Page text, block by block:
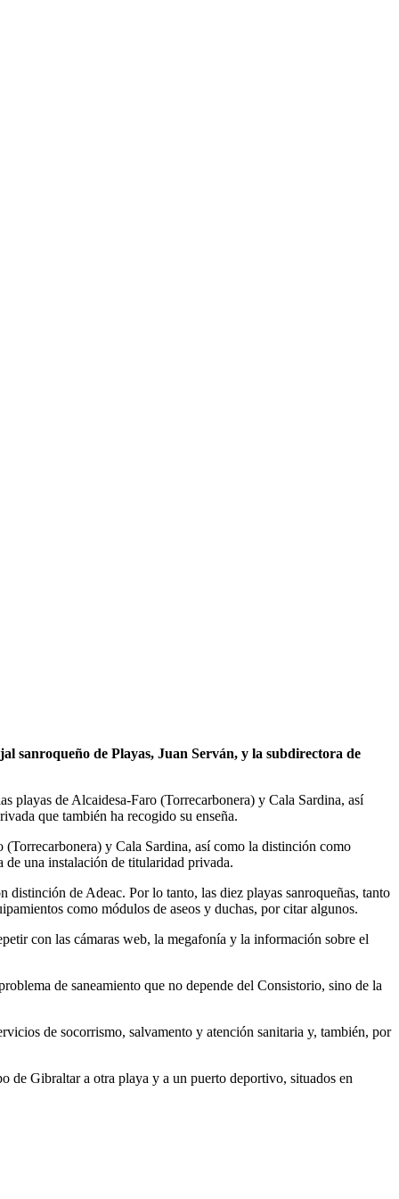
sanroqueño de Playas, Juan Serván, y la subdirectora de
playas de Alcaidesa-Faro (Torrecarbonera) y Cala Sardina, así
que también ha recogido su enseña.
y Cala Sardina, así como la distinción como
una instalación de titularidad privada.
de Adeac. Por lo tanto, las diez playas sanroqueñas, tanto
como módulos de aseos y duchas, por citar algunos.
con las cámaras web, la megafonía y la información sobre el
de saneamiento que no depende del Consistorio, sino de la
de socorrismo, salvamento y atención sanitaria y, también, por
de Gibraltar a otra playa y a un puerto deportivo, situados en